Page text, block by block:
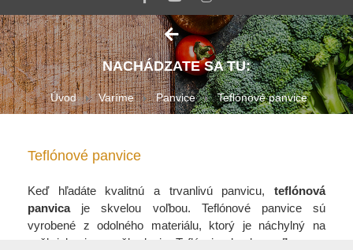
NACHÁDZATE SA TU:
Úvod Varíme Panvice Teflónové panvice
Teflónové panvice
Keď hľadáte kvalitnú a trvanlivú panvicu, teflónová
panvicaje skvelou voľbou. Teflónové panvice sú
vyrobené z odolného materiálu, ktorý je náchylný na
poškriabanie a poškodenie. Teflón je skvelou voľbou pre